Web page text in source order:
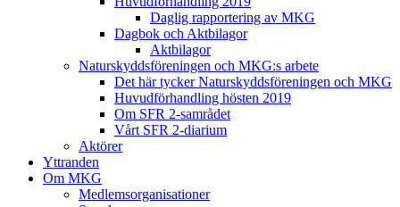
Daglig rapportering av MKG
Dagbok och Aktbilagor
Aktbilagor
Naturskyddsföreningen och MKG:s arbete
Det här tycker Naturskyddsföreningen och MKG
Huvudförhandling hösten 2019
Om SFR 2-samrådet
Vårt SFR 2-diarium
Aktörer
Yttranden
Om MKG
Medlemsorganisationer